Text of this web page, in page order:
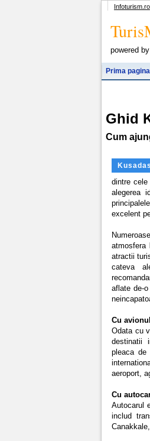
Infoturism.ro
powered by
Prima pagina
Ghid
Cum
dintre
alegerea
excelent
atractii
cateva
aflate de-
Cu avionul
Odata cu
destinatii
pleaca de
aeroport,
Cu
Autocarul
includ